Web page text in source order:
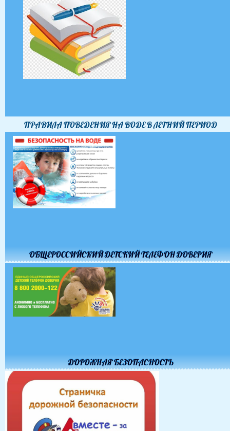
ПРАВИЛА ПОВЕДЕНИЯ НА ВОДЕ В ЛЕТНИЙ ПЕРИОД
ОБЩЕРОССИЙСКИЙ ДЕТСКИЙ ТЕЛЕФОН ДОВЕРИЯ
ДОРОЖНАЯ БЕЗОПАСНОСТЬ